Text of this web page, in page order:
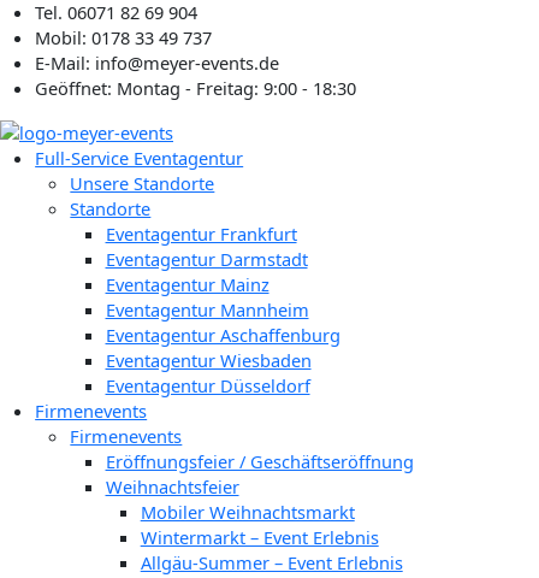
Zum
Inhalt
springen
Tel. 06071 82 69 904
Mobil: 0178 33 49 737
E-Mail: info@meyer-events.de
Geöffnet: Montag - Freitag: 9:00 - 18:30
Full-Service Eventagentur
Unsere Standorte
Standorte
Eventagentur Frankfurt
Eventagentur Darmstadt
Eventagentur Mainz
Eventagentur Mannheim
Eventagentur Aschaffenburg
Eventagentur Wiesbaden
Eventagentur Düsseldorf
Firmenevents
Firmenevents
Eröffnungsfeier / Geschäftseröffnung
Weihnachtsfeier
Mobiler Weihnachtsmarkt
Wintermarkt – Event Erlebnis
Allgäu-Summer – Event Erlebnis